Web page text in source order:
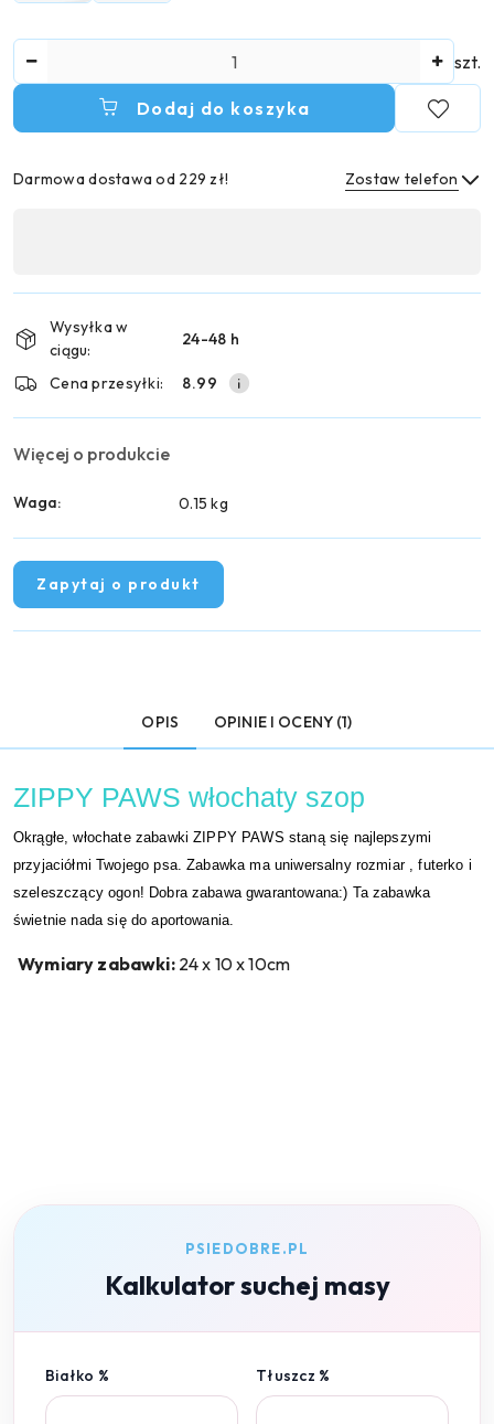
szt.
Dodaj do koszyka
Darmowa dostawa od 229 zł! Zostaw telefon
płatność
dostawa
Wysyłka w
ciągu:
24-48 h
Cena przesyłki: 8.99
Więcej o produkcie
Waga: 0.15 kg
Zapytaj o produkt
OPIS OPINIE I OCENY (1)
ZIPPY PAWS włochaty szop
Okrągłe, włochate zabawki ZIPPY PAWS staną się najlepszymi
przyjaciółmi Twojego psa. Zabawka ma uniwersalny rozmiar , futerko i
szeleszczący ogon! Dobra zabawa gwarantowana:) Ta zabawka
świetnie nada się do aportowania.
Wymiary zabawki:24 x 10 x 10cm
PSIEDOBRE.PL
Kalkulator suchej masy
Białko % Tłuszcz %